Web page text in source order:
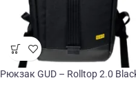
Рюкзак GUD – Rolltop 2.0